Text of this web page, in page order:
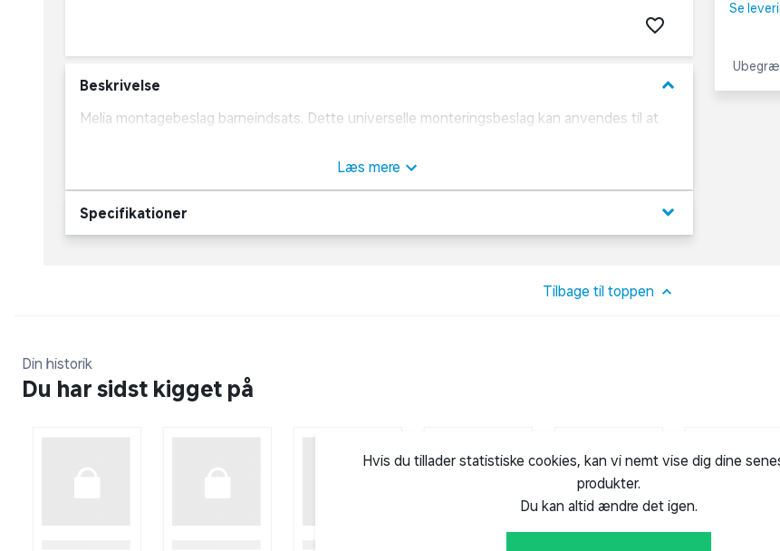
Beskrivelse keyboard_arrow_down
Melia montagebeslag barneindsats. Dette universelle monteringsbeslag kan anvendes til at
Læs mere
Specifikationer keyboard_arrow_down
Se
Tilbage til toppen
Din historik
Du har sidst kigget på
Hvis du tillader statistiske cookies, kan vi nemt vise dig dine
produkter.
Du kan altid ændre det igen.